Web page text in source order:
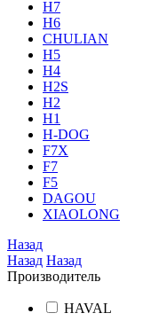
H7
H6
CHULIAN
H5
H4
H2S
H2
H1
H-DOG
F7X
F7
F5
DAGOU
XIAOLONG
Назад
Назад Назад
Производитель
HAVAL